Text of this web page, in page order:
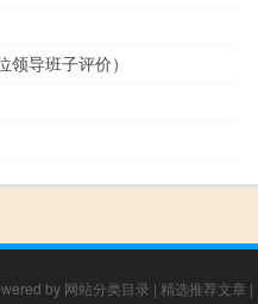
导班子评价）
by 网站分类目录 | 精选推荐文章 |